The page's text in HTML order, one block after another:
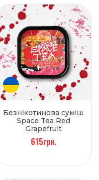
Безнікотинова суміш
Space Tea Red
Grapefruit
(Грейпфрут) 250 г
615грн.